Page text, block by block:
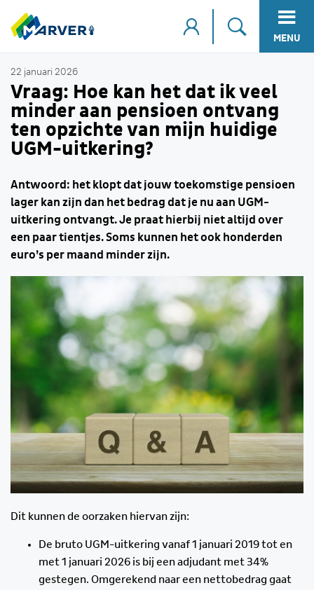
MENU
22 januari 2026
Vraag: Hoe kan het dat ik veel
minder aan pensioen ontvang
ten opzichte van mijn huidige
UGM-uitkering?
Antwoord: het klopt dat jouw toekomstige pensioen
lager kan zijn dan het bedrag dat je nu aan UGM-
uitkering ontvangt. Je praat hierbij niet altijd over
een paar tientjes. Soms kunnen het ook honderden
euro’s per maand minder zijn.
Dit kunnen de oorzaken hiervan zijn:
De bruto UGM-uitkering vanaf 1 januari 2019 tot en
met 1 januari 2026 is bij een adjudant met 34%
gestegen. Omgerekend naar een nettobedrag gaat